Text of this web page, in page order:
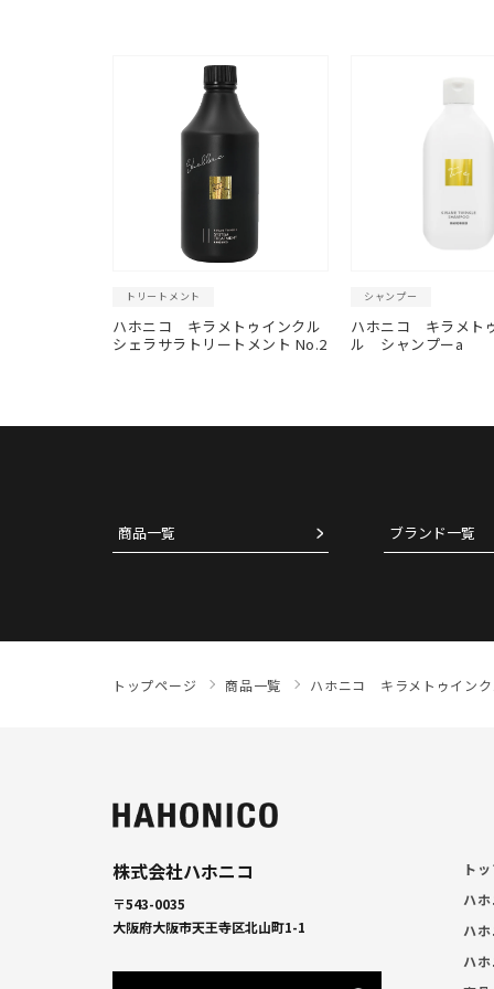
トリートメント
ハホニコ キラメトゥインクル
シェラサラトリートメント No.2
シャンプー
ハホニコ キラメト
ル シャンプーa
商品一覧 ブランド一覧
トップページ 商品一覧 ハホニコ キラメトゥイン
株式会社ハホニコ
〒543-0035
大阪府大阪市天王寺区北山町1-1
ト
ハ
ハ
ハ